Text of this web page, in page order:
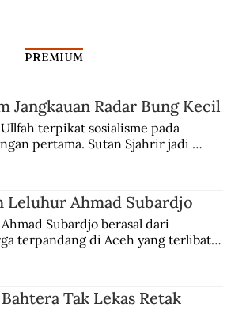
PREMIUM
Jangkauan Radar Bung Kecil
terpikat sosialisme pada
pertama. Sutan Sjahrir jadi
Leluhur Ahmad Subardjo
Subardjo berasal dari
terpandang di Aceh yang terlibat
Tak Lekas Retak